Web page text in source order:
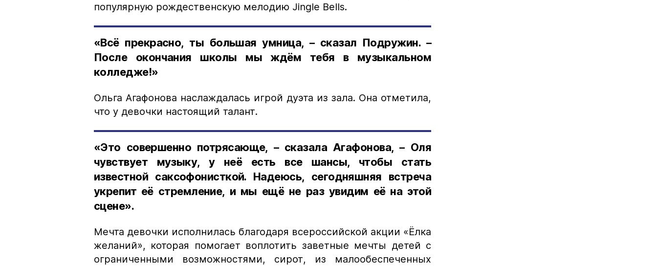
популярную рождественскую мелодию Jingle Bells.
«Всё прекрасно, ты большая умница, – сказал Подружин. –
После окончания школы мы ждём тебя в музыкальном
колледже!»
Ольга Агафонова наслаждалась игрой дуэта из зала. Она отметила,
что у девочки настоящий талант.
«Это совершенно потрясающе, – сказала Агафонова, – Оля
чувствует музыку, у неё есть все шансы, чтобы стать
известной саксофонисткой. Надеюсь, сегодняшняя встреча
укрепит её стремление, и мы ещё не раз увидим её на этой
сцене».
Мечта девочки исполнилась благодаря всероссийской акции «Ёлка
желаний», которая помогает воплотить заветные мечты детей с
ограниченными возможностями, сирот, из малообеспеченных